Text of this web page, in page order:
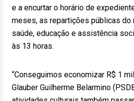
e a encurtar o horário de
meses, as repartições públicas do
saúde, educação e assistência
às 13 horas.
“Conseguimos economizar R$ 1
Glauber Guilherme Belarmino